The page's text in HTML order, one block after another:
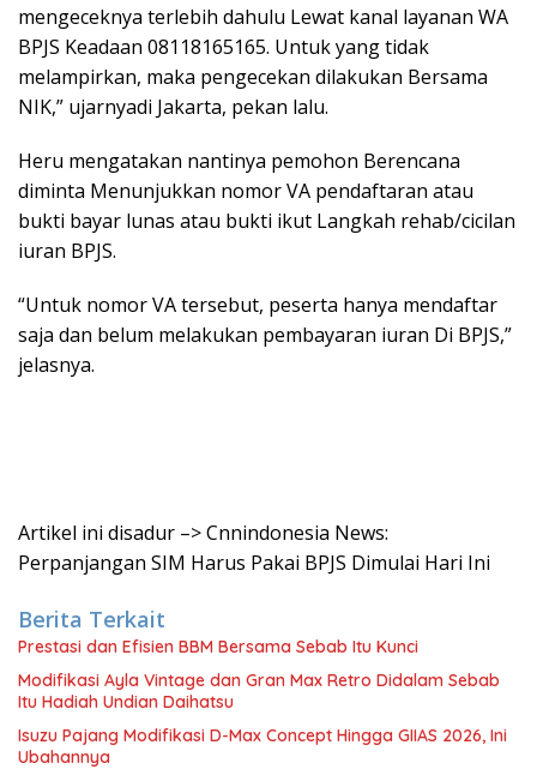
mengeceknya terlebih dahulu Lewat kanal layanan WA
BPJS Keadaan 08118165165. Untuk yang tidak
melampirkan, maka pengecekan dilakukan Bersama
NIK,” ujarnyadi Jakarta, pekan lalu.
Heru mengatakan nantinya pemohon Berencana
diminta Menunjukkan nomor VA pendaftaran atau
bukti bayar lunas atau bukti ikut Langkah rehab/cicilan
iuran BPJS.
“Untuk nomor VA tersebut, peserta hanya mendaftar
saja dan belum melakukan pembayaran iuran Di BPJS,”
jelasnya.
Artikel ini disadur –> Cnnindonesia News:
Perpanjangan SIM Harus Pakai BPJS Dimulai Hari Ini
Berita Terkait
Prestasi dan Efisien BBM Bersama Sebab Itu Kunci
Modifikasi Ayla Vintage dan Gran Max Retro Didalam Sebab
Itu Hadiah Undian Daihatsu
Isuzu Pajang Modifikasi D-Max Concept Hingga GIIAS 2026, Ini
Ubahannya